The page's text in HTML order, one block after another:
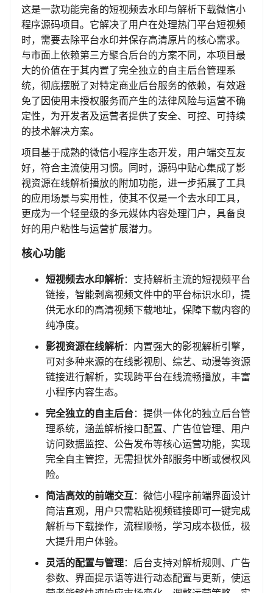
这是一款功能完备的短视频去水印与解析下载微信小
程序源码项目。它解决了用户在处理热门平台短视频
时，需要去除平台水印并保存高清原片的核心需求。
与市面上依赖第三方聚合后台的方案不同，本项目最
大的价值在于其内置了完全独立的自主后台管理系
统，彻底摆脱了对特定商业后台服务的依赖，有效避
免了因使用未授权服务而产生的法律风险与运营不确
定性，为开发者及运营者提供了安全、可控、可持续
的技术解决方案。
项目基于成熟的微信小程序生态开发，用户端交互友
好，符合主流使用习惯。同时，源码中贴心集成了影
视资源在线解析播放的附加功能，进一步拓展了工具
的应用场景与实用性，使其不仅是一个去水印工具，
更成为一个轻量级的多元媒体内容处理门户，具备良
好的用户粘性与运营扩展潜力。
核心功能
短视频去水印解析：支持解析主流的短视频平台
链接，智能剥离视频文件中的平台标识水印，提
供无水印的高清视频下载地址，保障下载内容的
纯净度。
影视资源在线解析：内置强大的影视解析引擎，
可对多种来源的在线影视剧、综艺、动漫等资源
链接进行解析，实现跨平台在线流畅播放，丰富
小程序内容生态。
完全独立的自主后台：提供一体化的独立后台管
理系统，涵盖解析接口配置、广告位管理、用户
访问数据监控、公告发布等核心运营功能，实现
完全自主管控，无需担忧外部服务中断或侵权风
险。
简洁高效的前端交互：微信小程序前端界面设计
简洁直观，用户只需粘贴视频链接即可一键完成
解析与下载操作，流程顺畅，学习成本极低，极
大提升用户体验。
灵活的配置与管理：后台支持对解析规则、广告
参数、界面提示语等进行动态配置与更新，使运